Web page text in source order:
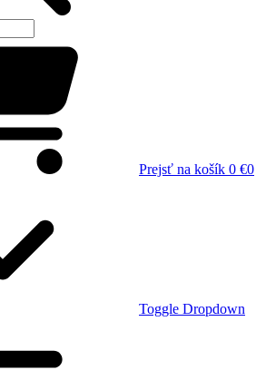
Prejsť na košík 0 €0
Toggle Dropdown